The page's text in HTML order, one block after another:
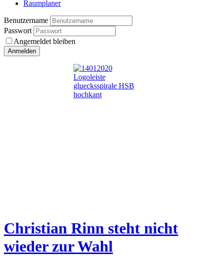
Raumplaner
Benutzername
Passwort
Angemeldet bleiben
Christian Rinn steht nicht
wieder zur Wahl